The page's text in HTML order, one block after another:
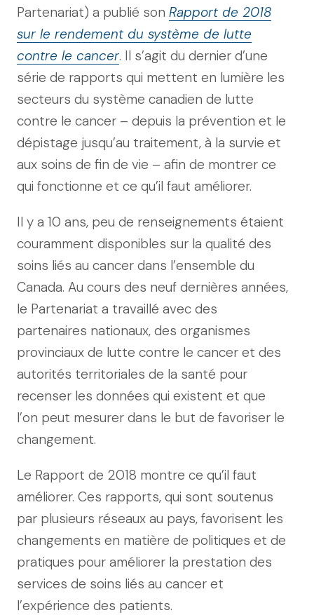
Partenariat) a publié son Rapport de 2018
sur le rendement du système de lutte
contre le cancer. Il s’agit du dernier d’une
série de rapports qui mettent en lumière les
secteurs du système canadien de lutte
contre le cancer – depuis la prévention et le
dépistage jusqu’au traitement, à la survie et
aux soins de fin de vie – afin de montrer ce
qui fonctionne et ce qu’il faut améliorer.
Il y a 10 ans, peu de renseignements étaient
couramment disponibles sur la qualité des
soins liés au cancer dans l’ensemble du
Canada. Au cours des neuf dernières années,
le Partenariat a travaillé avec des
partenaires nationaux, des organismes
provinciaux de lutte contre le cancer et des
autorités territoriales de la santé pour
recenser les données qui existent et que
l’on peut mesurer dans le but de favoriser le
changement.
Le Rapport de 2018 montre ce qu’il faut
améliorer. Ces rapports, qui sont soutenus
par plusieurs réseaux au pays, favorisent les
changements en matière de politiques et de
pratiques pour améliorer la prestation des
services de soins liés au cancer et
l’expérience des patients.